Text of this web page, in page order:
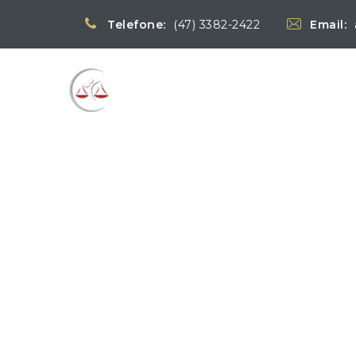
Telefone: (47) 3382-2422 Email: